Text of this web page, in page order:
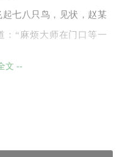
七八只鸟，见状，赵某
：“麻烦大师在门口等一
着说道。
文 --